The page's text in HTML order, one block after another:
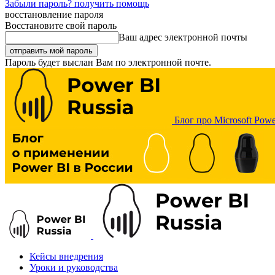
Забыли пароль? получить помощь
восстановление пароля
Восстановите свой пароль
Ваш адрес электронной почты
Пароль будет выслан Вам по электронной почте.
Блог про Microsoft
Кейсы внедрения
Уроки и руководства